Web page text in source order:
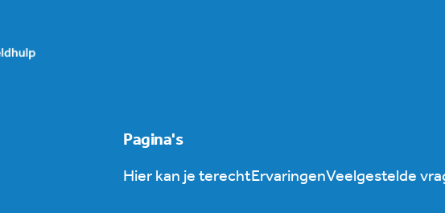
Pagina's
Hier kan je terechtErvaringenVeelgestelde